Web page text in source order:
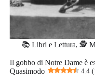
📚 Libri e Lettura, 🕵️
Il gobbo di Notre Dame è
Quasimodo
4.4